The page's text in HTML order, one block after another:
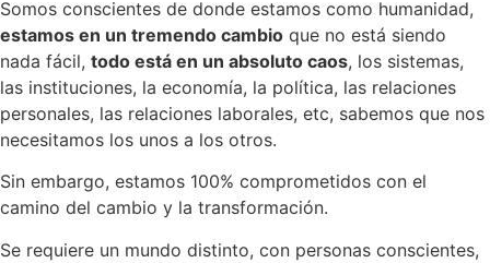
Somos conscientes de donde estamos como humanidad,
estamos en un tremendo cambio que no está siendo
nada fácil, todo está en un absoluto caos, los sistemas,
las instituciones, la economía, la política, las relaciones
personales, las relaciones laborales, etc, sabemos que nos
necesitamos los unos a los otros.
Sin embargo, estamos 100% comprometidos con el
camino del cambio y la transformación.
Se requiere un mundo distinto, con personas conscientes,